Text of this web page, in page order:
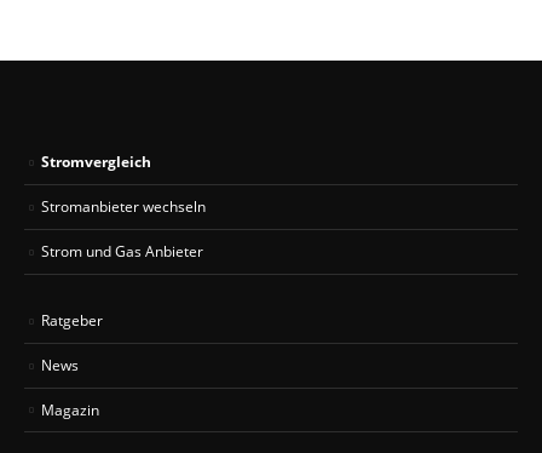
Stromvergleich
Stromanbieter wechseln
Strom und Gas Anbieter
Ratgeber
News
Magazin